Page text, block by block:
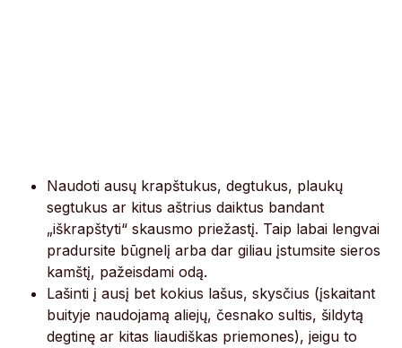
Naudoti ausų krapštukus, degtukus, plaukų
segtukus ar kitus aštrius daiktus bandant
„iškrapštyti“ skausmo priežastį. Taip labai lengvai
pradursite būgnelį arba dar giliau įstumsite sieros
kamštį, pažeisdami odą.
Lašinti į ausį bet kokius lašus, skysčius (įskaitant
buityje naudojamą aliejų, česnako sultis, šildytą
degtinę ar kitas liaudiškas priemones), jeigu to